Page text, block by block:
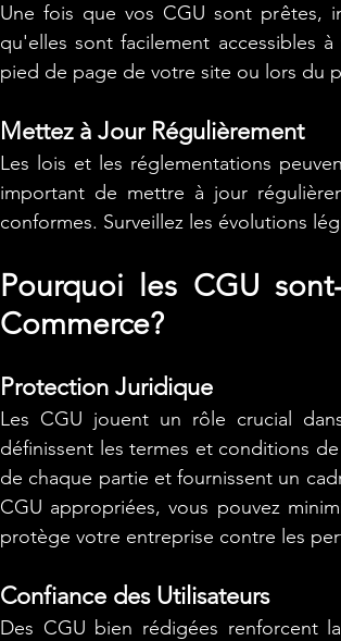
Une fois que vos CGU sont prêtes,
qu'elles sont facilement accessibles
pied de page de votre site ou lors du
Mettez à Jour Régulièrement
Les lois et les réglementations
important de mettre à jour
conformes. Surveillez les évolutions
Pourquoi les CGU
Commerce?
Protection Juridique
Les CGU jouent un rôle crucial
définissent les termes et conditions
de chaque partie et fournissent un
CGU appropriées, vous pouvez
protège votre entreprise contre les
Confiance des Utilisateurs
Des CGU bien rédigées renforcent